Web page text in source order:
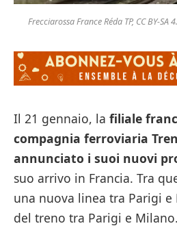
Frecciarossa France Réda TP, CC BY-
Il 21 gennaio, la filiale
compagnia ferroviaria
annunciato i suoi nuovi
suo arrivo in Francia. Tra
una nuova linea tra Parigi
del treno tra Parigi e Milano.